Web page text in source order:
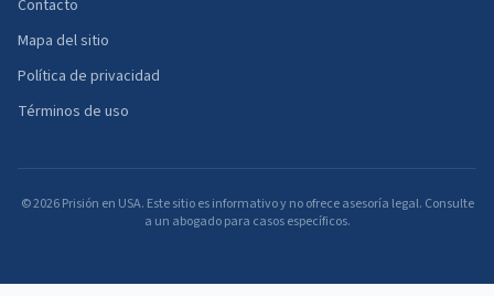
Contacto
Mapa del sitio
Política de privacidad
Términos de uso
©2026Prisión en USA. Este sitio es informativo y no ofrece asesoría legal. Consulte
a un abogado para casos específicos.